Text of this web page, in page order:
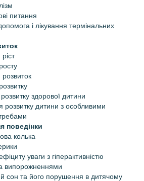
питання
і лікування термінальних
здорової дитини
розвитку дитини з особливими
поведінки
колька
уваги з гіперактивністю
випорожненнями
сон та його порушення в дитячому